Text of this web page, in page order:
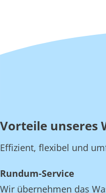
Vorteile unseres
Effizient, flexibel und
Rundum-Service
Wir übernehmen das